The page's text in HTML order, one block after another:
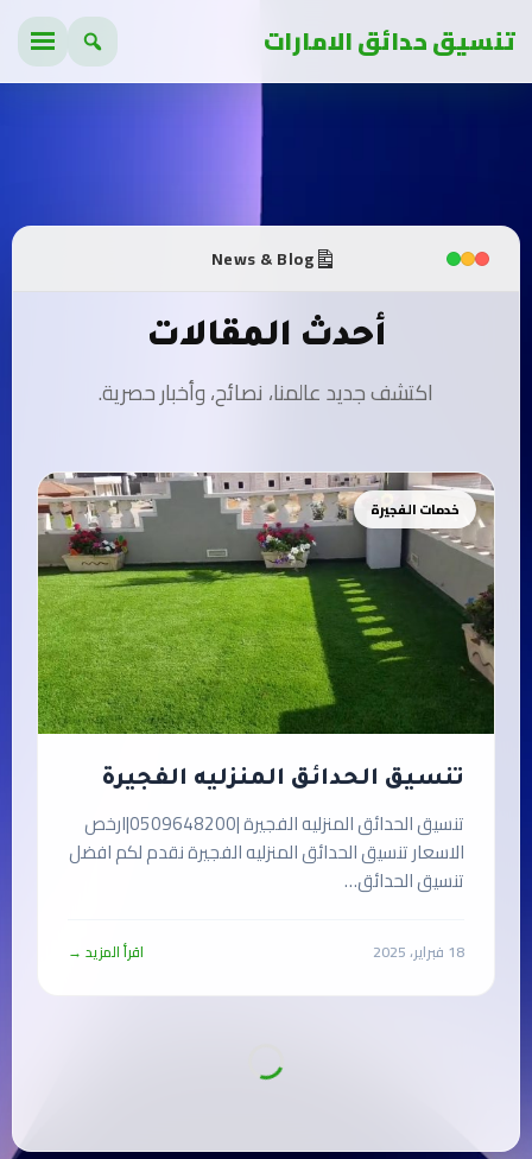
تنسيق حدائق الامارات
News & Blog
أحدث المقالات
اكتشف جديد عالمنا، نصائح، وأخبار حصرية.
خدمات الفجيرة
تنسيق الحدائق المنزليه الفجيرة
تنسيق الحدائق المنزليه الفجيرة |0509648200|ارخص
الاسعار تنسيق الحدائق المنزليه الفجيرة نقدم لكم افضل
تنسيق الحدائق…
18 فبراير، 2025 اقرأ المزيد →